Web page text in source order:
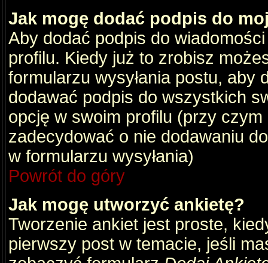
Jak mogę dodać podpis do
Aby dodać podpis do
profilu. Kiedy już to zrobisz
formularzu wysyłania postu,
dodawać podpis do wszystkich
opcję w swoim profilu (przy
zadecydować o nie dodawaniu
w formularzu wysyłania)
Powrót do góry
Jak mogę utworzyć ankietę?
Tworzenie ankiet jest proste,
pierwszy post w temacie, jeśli